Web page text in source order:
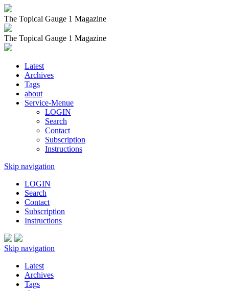
The Topical Gauge 1 Magazine
The Topical Gauge 1 Magazine
Latest
Archives
Tags
about
Service-Menue
LOGIN
Search
Contact
Subscription
Instructions
Skip navigation
LOGIN
Search
Contact
Subscription
Instructions
Skip navigation
Latest
Archives
Tags